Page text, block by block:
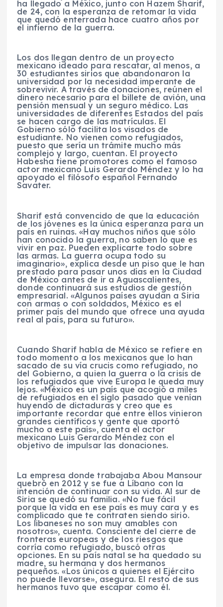
ha llegado a México, junto con Hazem Sharif,
de 24, con la esperanza de retomar la vida
que quedó enterrada hace cuatro años por
el infierno de la guerra.
Los dos llegan dentro de un proyecto
mexicano ideado para rescatar, al menos, a
30 estudiantes sirios que abandonaron la
universidad por la necesidad imperante de
sobrevivir. A través de donaciones, reúnen el
dinero necesario para el billete de avión, una
pensión mensual y un seguro médico. Las
universidades de diferentes Estados del país
se hacen cargo de las matrículas. El
Gobierno sólo facilita los visados de
estudiante. No vienen como refugiados,
puesto que sería un trámite mucho más
complejo y largo, cuentan. El proyecto
Habesha tiene promotores como el famoso
actor mexicano Luis Gerardo Méndez y lo ha
apoyado el filósofo español Fernando
Savater.
Sharif está convencido de que la educación
de los jóvenes es la única esperanza para un
país en ruinas. «Hay muchos niños que sólo
han conocido la guerra, no saben lo que es
vivir en paz. Pueden explicarte todo sobre
las armas. La guerra ocupa todo su
imaginario», explica desde un piso que le han
prestado para pasar unos días en la Ciudad
de México antes de ir a Aguascalientes,
donde continuará sus estudios de gestión
empresarial. «Algunos países ayudan a Siria
con armas o con soldados, México es el
primer país del mundo que ofrece una ayuda
real al país, para su futuro».
Cuando Sharif habla de México se refiere en
todo momento a los mexicanos que lo han
sacado de su vía crucis como refugiado, no
del Gobierno, a quien la guerra o la crisis de
los refugiados que vive Europa le queda muy
lejos. «México es un país que acogió a miles
de refugiados en el siglo pasado que venían
huyendo de dictaduras y creo que es
importante recordar que entre ellos vinieron
grandes científicos y gente que aportó
mucho a este país», cuenta el actor
mexicano Luis Gerardo Méndez con el
objetivo de impulsar las donaciones.
La empresa donde trabajaba Abou Mansour
quebró en 2012 y se fue a Líbano con la
intención de continuar con su vida. Al sur de
Siria se quedó su familia. «No fue fácil
porque la vida en ese país es muy cara y es
complicado que te contraten siendo sirio.
Los libaneses no son muy amables con
nosotros», cuenta. Consciente del cierre de
fronteras europeas y de los riesgos que
corría como refugiado, buscó otras
opciones. En su país natal se ha quedado su
madre, su hermana y dos hermanos
pequeños. «Los únicos a quienes el Ejército
no puede llevarse», asegura. El resto de sus
hermanos tuvo que escapar como él.